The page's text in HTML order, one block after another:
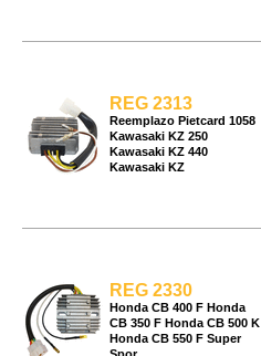
REG 2313
Reemplazo Pietcard 1058
Kawasaki KZ 250
Kawasaki KZ 440
Kawasaki KZ
REG 2330
Honda CB 400 F Honda
CB 350 F Honda CB 500 K
Honda CB 550 F Super